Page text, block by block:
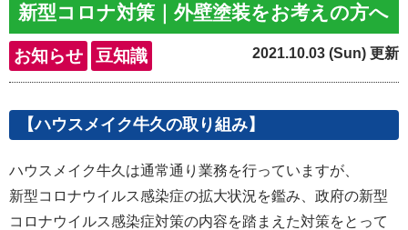
新型コロナ対策｜外壁塗装をお考えの方へ
お知らせ 豆知識 2021.10.03 (Sun) 更新
【ハウスメイク牛久の取り組み】
ハウスメイク牛久は通常通り業務を行っていますが、
新型コロナウイルス感染症の拡大状況を鑑み、政府の新型
コロナウイルス感染症対策の内容を踏まえた対策をとって